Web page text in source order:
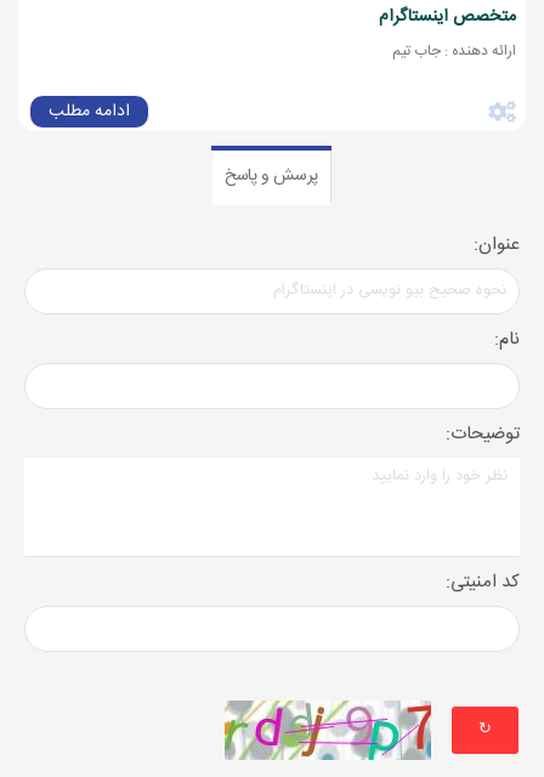
متخصص اینستاگرام
ارائه دهنده : جاب تیم
ادامه مطلب
پرسش و پاسخ
عنوان:
نام:
توضیحات:
کد امنیتی:
↻